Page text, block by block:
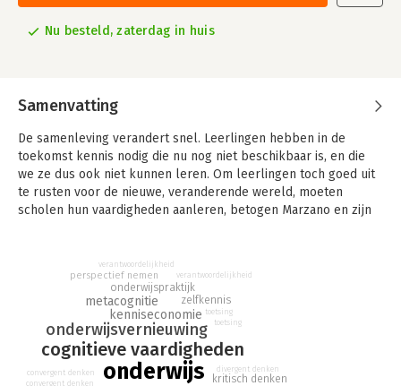
Nu besteld, zaterdag in huis
Samenvatting
De samenleving verandert snel. Leerlingen hebben in de
toekomst kennis nodig die nu nog niet beschikbaar is, en die
we ze dus ook niet kunnen leren. Om leerlingen toch goed uit
te rusten voor de nieuwe, veranderende wereld, moeten
scholen hun vaardigheden aanleren, betogen Marzano en zijn
De auteurs presenteren een onderwijsmodel dat is gebaseerd
op vijf essentiële vaardigheden, die ze samen 21st century
skills noemen. Ze onderscheiden daarbij cognitieve vaardigen
(kennis die leerlingen nodig hebben) en conatieve
vaardigheden (goed kunnen omgaan met anderen). 'Klaar voor
de 21e eeuw' biedt vele concrete aanbevelingen voor de
onderwijspraktijk, gebaseerd op uitgebreid wetenschappelijk
onderwijs
cognitieve vaardigheden
onderwijsvernieuwing
kenniseconomie
metacognitie
onderwijspraktijk
zelfkennis
kritisch denken
perspectief nemen
divergent denken
toetsing
verantwoordelijkheid
convergent denken
toetsing
verantwoordelijkheid
convergent denken